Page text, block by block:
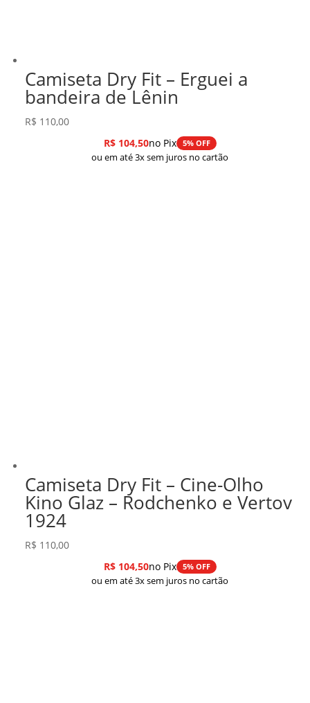
Camiseta Dry Fit – Erguei a
bandeira de Lênin
R$ 110,00
R$104,50no Pix 5% OFF
ou em até 3x sem juros no cartão
Camiseta Dry Fit – Cine-Olho
Kino Glaz – Rodchenko e Vertov
1924
R$ 110,00
R$104,50no Pix 5% OFF
ou em até 3x sem juros no cartão